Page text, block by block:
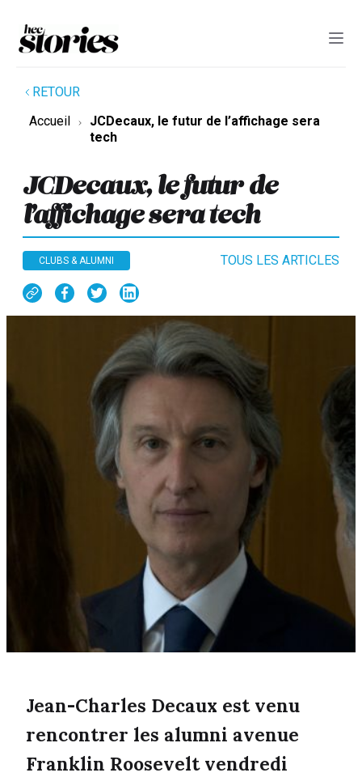
RETOUR
Accueil
JCDecaux, le futur de l’affichage sera
tech
JCDecaux, le futur de
l’affichage sera tech
CLUBS & ALUMNI TOUS LES ARTICLES
Jean-Charles Decaux est venu
rencontrer les alumni avenue
Franklin Roosevelt vendredi